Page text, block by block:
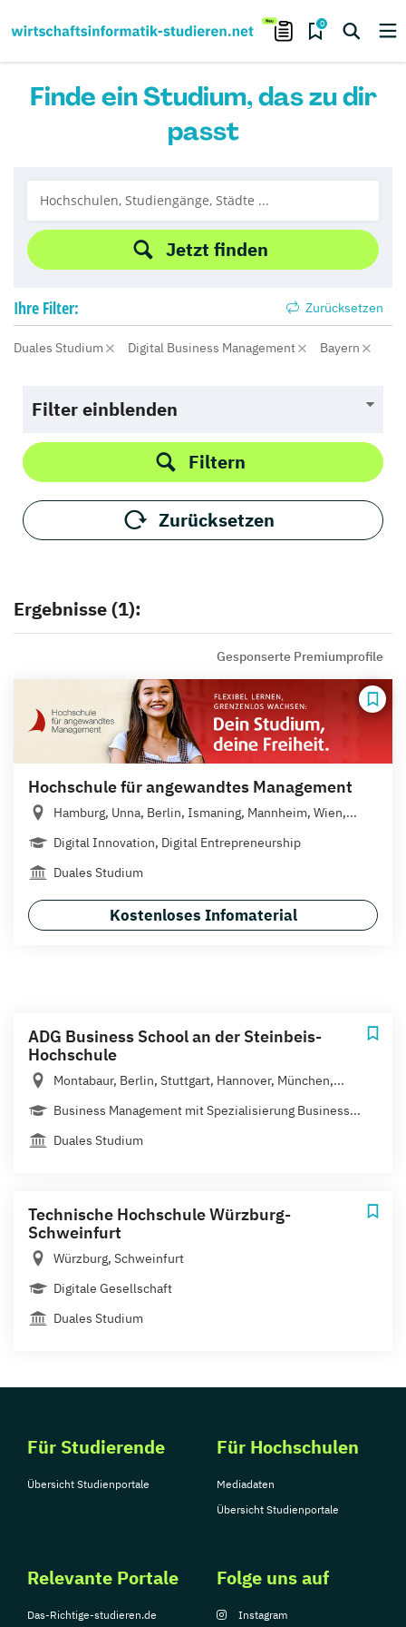
0
Finde ein Studium, das zu dir
passt
Jetzt finden
Ihre Filter: Zurücksetzen
Duales Studium Digital Business Management Bayern
Filter einblenden
Filtern
Zurücksetzen
Ergebnisse (1):
Gesponserte Premiumprofile
Hochschule für angewandtes Management
Hamburg, Unna, Berlin, Ismaning, Mannheim, Wien,...
Digital Innovation, Digital Entrepreneurship
Duales Studium
Kostenloses Infomaterial
ADG Business School an der Steinbeis-
Hochschule
Montabaur, Berlin, Stuttgart, Hannover, München,...
Business Management mit Spezialisierung Business...
Duales Studium
Technische Hochschule Würzburg-
Schweinfurt
Würzburg, Schweinfurt
Digitale Gesellschaft
Duales Studium
Für Studierende
Übersicht Studienportale
Für Hochschulen
Mediadaten
Übersicht Studienportale
Relevante Portale
Das-Richtige-studieren.de
Folge uns auf
Instagram